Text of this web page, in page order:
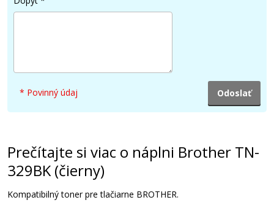
Originálny toner
* Povinný údaj
Prečítajte si viac o náplni Brother TN-
329BK (čierny)
Kompatibilný toner pre tlačiarne BROTHER.